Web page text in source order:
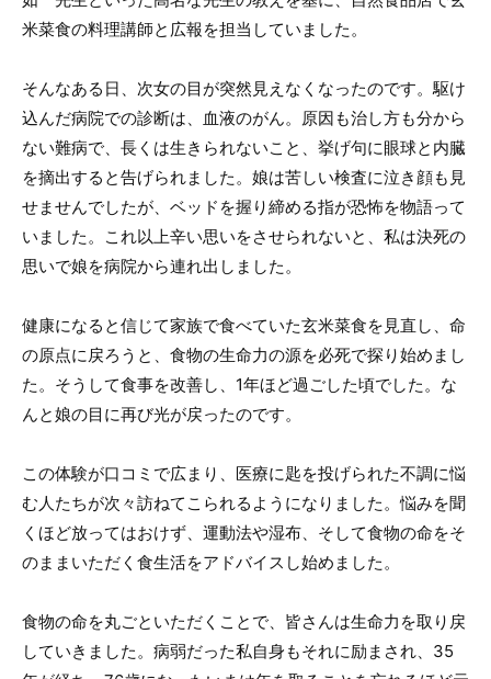
米菜食の料理講師と広報を担当していました。
そんなある日、次女の目が突然見えなくなったのです。駆け
込んだ病院での診断は、血液のがん。原因も治し方も分から
ない難病で、長くは生きられないこと、挙げ句に眼球と内臓
を摘出すると告げられました。娘は苦しい検査に泣き顔も見
せませんでしたが、ベッドを握り締める指が恐怖を物語って
いました。これ以上辛い思いをさせられないと、私は決死の
思いで娘を病院から連れ出しました。
健康になると信じて家族で食べていた玄米菜食を見直し、命
の原点に戻ろうと、食物の生命力の源を必死で探り始めまし
た。そうして食事を改善し、1年ほど過ごした頃でした。な
んと娘の目に再び光が戻ったのです。
この体験が口コミで広まり、医療に匙を投げられた不調に悩
む人たちが次々訪ねてこられるようになりました。悩みを聞
くほど放ってはおけず、運動法や湿布、そして食物の命をそ
のままいただく食生活をアドバイスし始めました。
食物の命を丸ごといただくことで、皆さんは生命力を取り戻
していきました。病弱だった私自身もそれに励まされ、35